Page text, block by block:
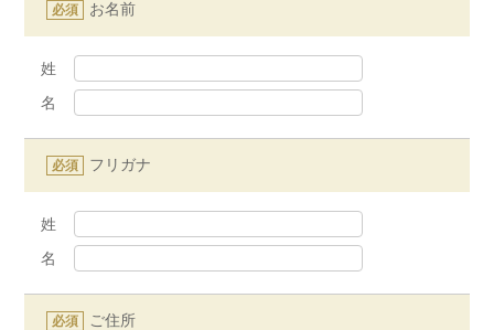
必須 お名前
姓
名
必須 フリガナ
姓
名
必須 ご住所